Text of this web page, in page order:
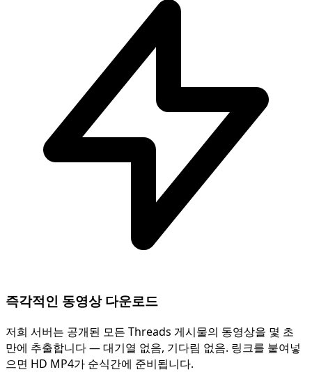
즉각적인 동영상 다운로드
저희 서버는 공개된 모든 Threads 게시물의 동영상을 몇 초
만에 추출합니다 — 대기열 없음, 기다림 없음. 링크를 붙여넣
으면 HD MP4가 순식간에 준비됩니다.